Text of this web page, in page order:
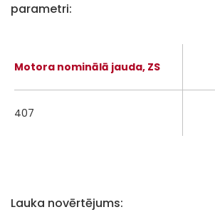
parametri:
Motora nominālā jauda, ZS
407
Lauka novērtējums: